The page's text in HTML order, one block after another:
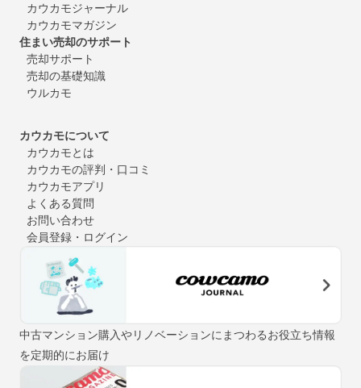
カウカモジャーナル
カウカモマガジン
住まい売却のサポート
売却サポート
売却の基礎知識
ウルカモ
カウカモについて
カウカモとは
カウカモの評判・口コミ
カウカモアプリ
よくある質問
お問い合わせ
会員登録・ログイン
中古マンション購入やリノベーションにまつわるお役立ち情報
を定期的にお届け